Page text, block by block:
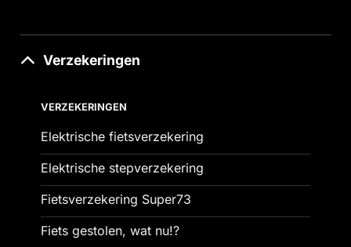
Verzekeringen
VERZEKERINGEN
Elektrische fietsverzekering
Elektrische stepverzekering
Fietsverzekering Super73
Fiets gestolen, wat nu!?